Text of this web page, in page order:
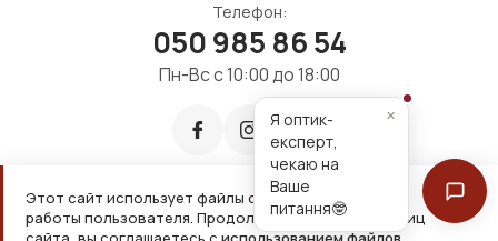
Этот сайт использует файлы cookie для удобной
работы пользователя. Продолжая просмотр страниц
Телефон:
050 985 86 54
Пн-Вс с 10:00 до 18:00
Принимаем к оплате:
Я оптик-
експерт,
чекаю на
Ваше
питання🤓
×